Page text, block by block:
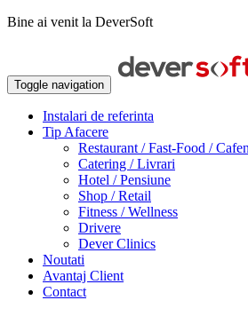
Bine ai venit la DeverSoft
Toggle navigation
Instalari de referinta
Tip Afacere
Restaurant / Fast-Food /
Catering / Livrari
Hotel / Pensiune
Shop / Retail
Fitness / Wellness
Drivere
Dever Clinics
Noutati
Avantaj Client
Contact